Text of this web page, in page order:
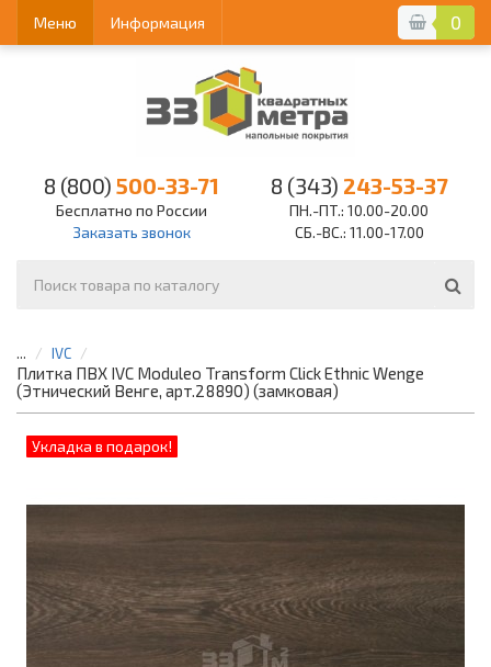
0
Меню Информация
8 (800) 500-33-71
Бесплатно по России
Заказать звонок
8 (343) 243-53-37
ПН.-ПТ.: 10.00-20.00
СБ.-ВС.: 11.00-17.00
... IVC
Плитка ПВХ IVC Moduleo Transform Click Ethnic Wenge
(Этнический Венге, арт.28890) (замковая)
Укладка в подарок!